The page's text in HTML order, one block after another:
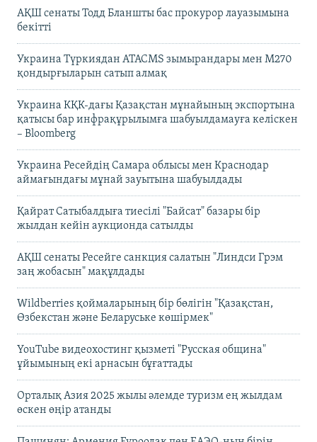
АҚШ сенаты Тодд Бланшты бас прокурор лауазымына
бекітті
Украина Түркиядан ATACMS зымырандары мен M270
қондырғыларын сатып алмақ
Украина КҚК-дағы Қазақстан мұнайының экспортына
қатысы бар инфрақұрылымға шабуылдамауға келіскен
– Bloomberg
Украина Ресейдің Самара облысы мен Краснодар
аймағындағы мұнай зауытына шабуылдады
Қайрат Сатыбалдыға тиесілі "Байсат" базары бір
жылдан кейін аукционда сатылды
АҚШ сенаты Ресейге санкция салатын "Линдси Грэм
заң жобасын" мақұлдады
Wildberries қоймаларының бір бөлігін "Қазақстан,
Өзбекстан және Беларуське көшірмек"
YouTube видеохостинг қызметі "Русская община"
ұйымының екі арнасын бұғаттады
Орталық Азия 2025 жылы әлемде туризм ең жылдам
өскен өңір атанды